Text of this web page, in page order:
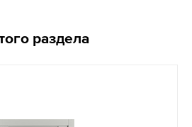
раздела